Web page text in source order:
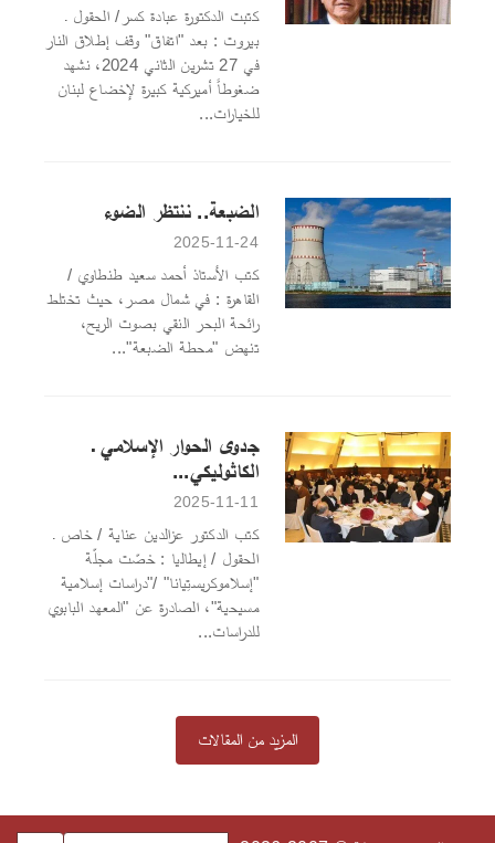
كتبت الدكتورة عبادة كسر/ الحقول ـ
بيروت : بعد "اتفاق" وقف إطلاق النار
في 27 تشرين الثاني 2024، نشهد
ضغوطاً أميركية كبيرة لإخضاع لبنان
للخيارات...
الضبعة.. ننتظر الضوء
2025-11-24
كتب الأستاذ أحمد سعيد طنطاوي /
القاهرة : في شمال مصر، حيث تختلط
رائحة البحر النقي بصوت الريح،
تنهض "محطة الضبعة"...
جدوى الحوار الإسلامي ـ
الكاثوليكي...
2025-11-11
كتب الدكتور عزالدين عناية / خاص ـ
الحقول / إيطاليا : خصّت مجلّة
"إسلاموكريستِيانا" /"دراسات إسلامية
مسيحية"، الصادرة عن "المعهد البابوي
للدراسات...
المزيد من المقالات